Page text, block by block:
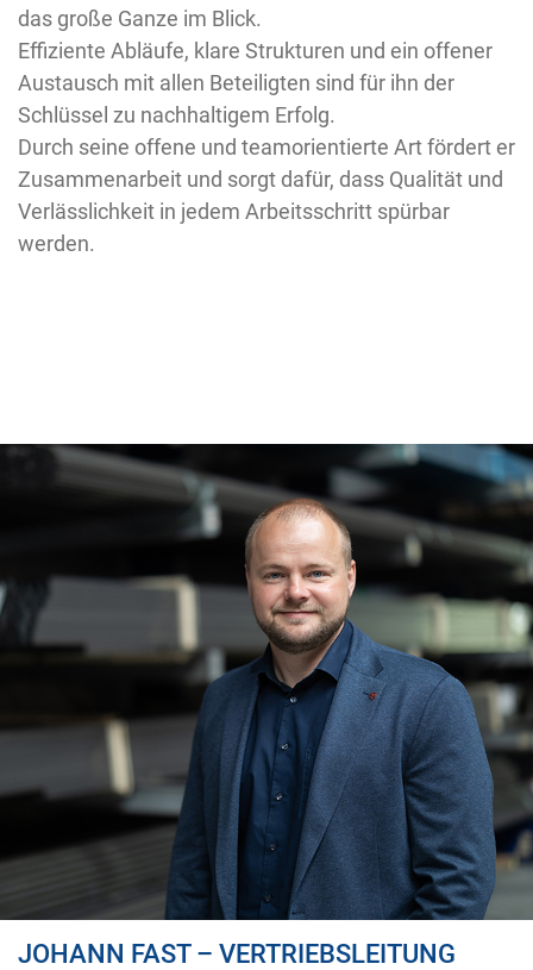
das große Ganze im Blick.
Effiziente Abläufe, klare Strukturen und ein offener
Austausch mit allen Beteiligten sind für ihn der
Schlüssel zu nachhaltigem Erfolg.
Durch seine offene und teamorientierte Art fördert er
Zusammenarbeit und sorgt dafür, dass Qualität und
Verlässlichkeit in jedem Arbeitsschritt spürbar
werden.
JOHANN FAST – VERTRIEBSLEITUNG